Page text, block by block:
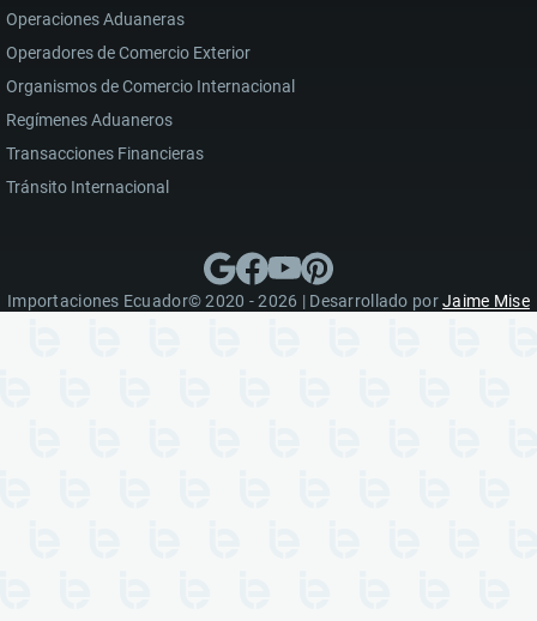
Operaciones Aduaneras
Operadores de Comercio Exterior
Organismos de Comercio Internacional
Regímenes Aduaneros
Transacciones Financieras
Tránsito Internacional
Importaciones Ecuador© 2020 - 2026 | Desarrollado porJaime Mise